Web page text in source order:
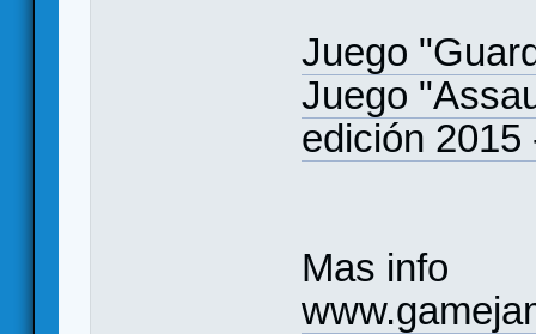
Juego
Juego
edición 2015
Mas info